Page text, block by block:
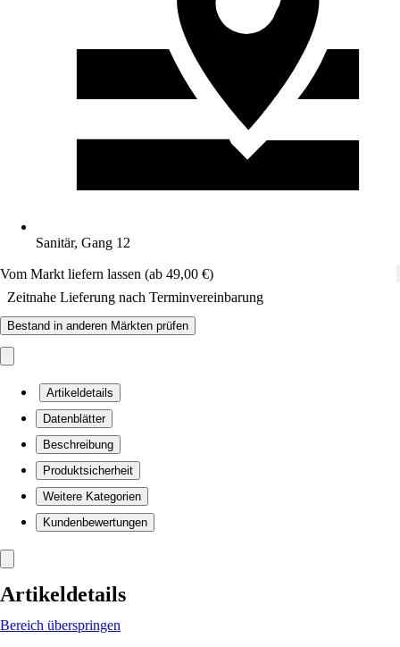
Sanitär, Gang 12
Vom Markt liefern lassen (ab 49,00 €)
Zeitnahe Lieferung nach Terminvereinbarung
Bestand in anderen Märkten prüfen
Artikeldetails
Datenblätter
Beschreibung
Produktsicherheit
Weitere Kategorien
Kundenbewertungen
Artikeldetails
Bereich überspringen